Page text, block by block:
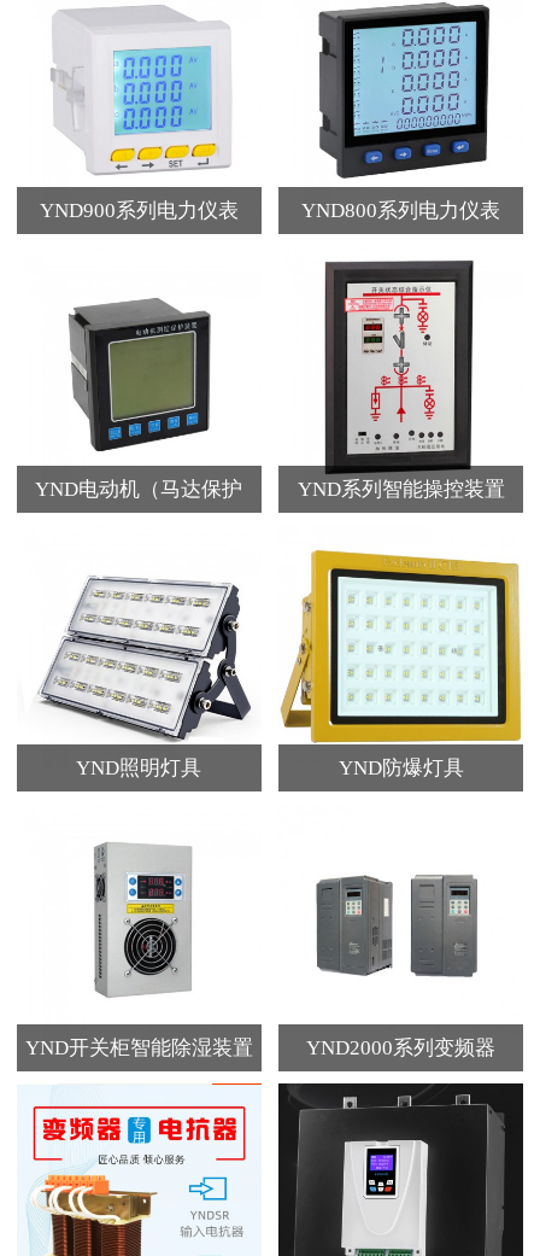
YND900系列电力仪表 YND800系列电力仪表
YND电动机（马达保护 YND系列智能操控装置
YND照明灯具 YND防爆灯具
YND开关柜智能除湿装置 YND2000系列变频器